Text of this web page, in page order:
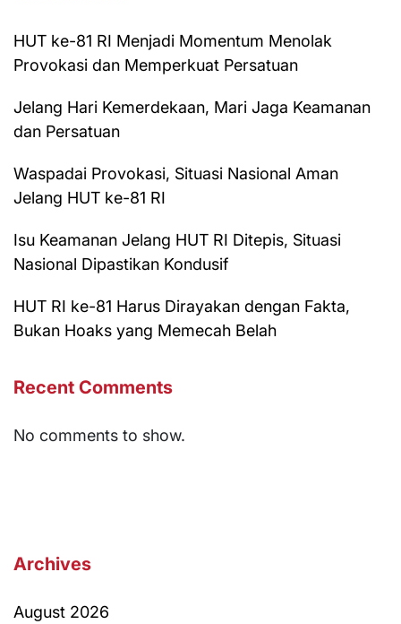
HUT ke-81 RI Menjadi Momentum Menolak
Provokasi dan Memperkuat Persatuan
Jelang Hari Kemerdekaan, Mari Jaga Keamanan
dan Persatuan
Waspadai Provokasi, Situasi Nasional Aman
Jelang HUT ke-81 RI
Isu Keamanan Jelang HUT RI Ditepis, Situasi
Nasional Dipastikan Kondusif
HUT RI ke-81 Harus Dirayakan dengan Fakta,
Bukan Hoaks yang Memecah Belah
Recent Comments
No comments to show.
Archives
August 2026